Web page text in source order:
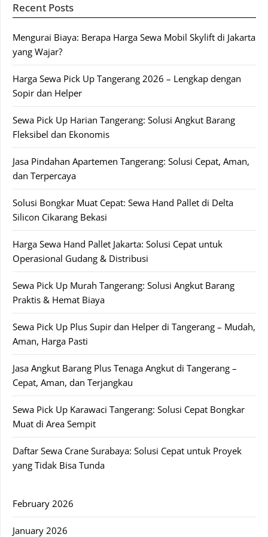
Recent Posts
Mengurai Biaya: Berapa Harga Sewa Mobil Skylift di Jakarta
yang Wajar?
Harga Sewa Pick Up Tangerang 2026 – Lengkap dengan
Sopir dan Helper
Sewa Pick Up Harian Tangerang: Solusi Angkut Barang
Fleksibel dan Ekonomis
Jasa Pindahan Apartemen Tangerang: Solusi Cepat, Aman,
dan Terpercaya
Solusi Bongkar Muat Cepat: Sewa Hand Pallet di Delta
Silicon Cikarang Bekasi
Harga Sewa Hand Pallet Jakarta: Solusi Cepat untuk
Operasional Gudang & Distribusi
Sewa Pick Up Murah Tangerang: Solusi Angkut Barang
Praktis & Hemat Biaya
Sewa Pick Up Plus Supir dan Helper di Tangerang – Mudah,
Aman, Harga Pasti
Jasa Angkut Barang Plus Tenaga Angkut di Tangerang –
Cepat, Aman, dan Terjangkau
Sewa Pick Up Karawaci Tangerang: Solusi Cepat Bongkar
Muat di Area Sempit
Daftar Sewa Crane Surabaya: Solusi Cepat untuk Proyek
yang Tidak Bisa Tunda
February 2026
January 2026